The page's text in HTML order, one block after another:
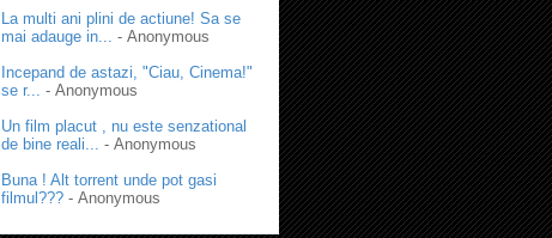
La multi ani plini de actiune! Sa se
mai adauge in... - Anonymous
Incepand de astazi, "Ciau, Cinema!"
se r... - Anonymous
Un film placut , nu este senzational
de bine reali... - Anonymous
Buna ! Alt torrent unde pot gasi
filmul??? - Anonymous